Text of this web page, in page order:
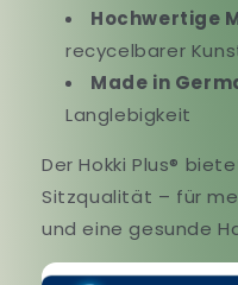
Hochwertige
recycelbarer
Made in
Langlebigkeit
Der Hokki Plus®
Sitzqualität – für
und eine gesunde